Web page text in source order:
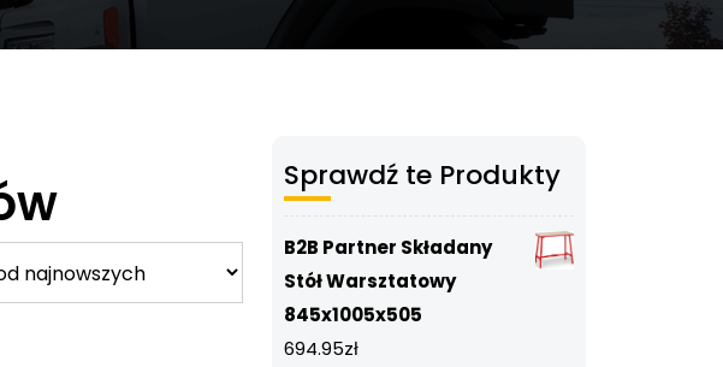
Sprawdź te Produkty
B2B Partner Składany
Stół Warsztatowy
845x1005x505
694.95zł